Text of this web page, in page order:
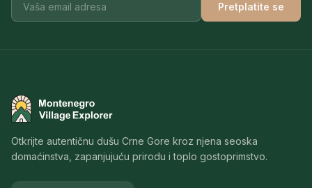
Pretplatite se
Montenegro Village Explorer
Otkrijte autentičnu dušu Crne Gore kroz njena seoska
domaćinstva, zapanjujuću prirodu i toplo gostoprimstvo.